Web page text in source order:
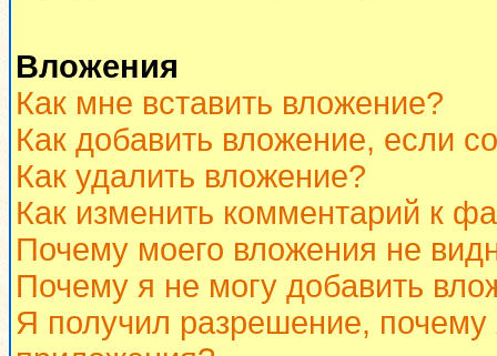
Вложения
Как мне вставить вложение?
Как добавить вложение, если
Как удалить вложение?
Как изменить комментарий к
Почему моего вложения не
Почему я не могу добавить
Я получил разрешение,